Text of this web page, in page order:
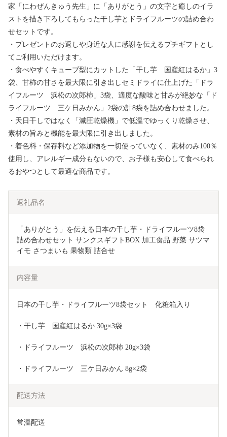
家「にわぜんきゅう先生」に「ありがとう」の文字と癒しのイラ
ストを描き下ろしてもらった干し芋とドライフルーツの詰め合わ
せセットです。
・プレゼントのお返しや身近な人に感謝を伝えるプチギフトとし
てご利用いただけます。
・食べやすくキューブ型にカットした「干し芋 国産紅はるか」3
袋、甘柿の甘さを最大限に引き出しセミドライに仕上げた「ドラ
イフルーツ 浜松の次郎柿」3袋、適度な酸味と甘みが絶妙な「ド
ライフルーツ 三ケ日みかん」2袋の計8袋を詰め合わせました。
・天日干しではなく「減圧乾燥機」で低温でゆっくり乾燥させ、
素材の旨みと機能を最大限に引き出しました。
・着色料・保存料など添加物を一切使っていなく、素材のみ100％
使用し、アレルギー成分もないので、お子様も安心して食べられ
るおやつとして最適な商品です。
返礼品名
「ありがとう」を伝える日本の干し芋・ドライフルーツ8袋
詰め合わせセット サンクスギフトBOX 加工食品 野菜 サツマ
イモ さつまいも 果物類 詰合せ
内容量
日本の干し芋・ドライフルーツ8袋セット　化粧箱入り
・干し芋　国産紅はるか 30g×3袋
・ドライフルーツ　浜松の次郎柿 20g×3袋
・ドライフルーツ　三ケ日みかん 8g×2袋
配送方法
常温配送